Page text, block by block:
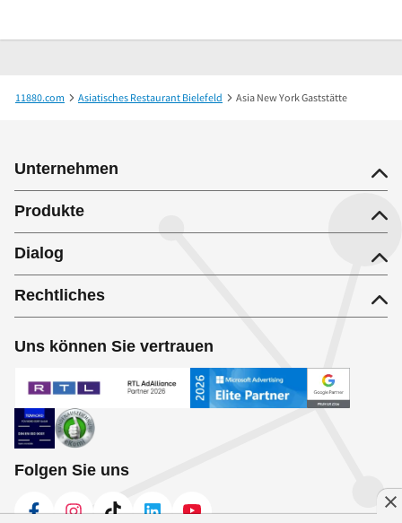
11880.com Asiatisches Restaurant Bielefeld Asia New York Gaststätte
Unternehmen
Produkte
Dialog
Rechtliches
Uns können Sie vertrauen
Folgen Sie uns